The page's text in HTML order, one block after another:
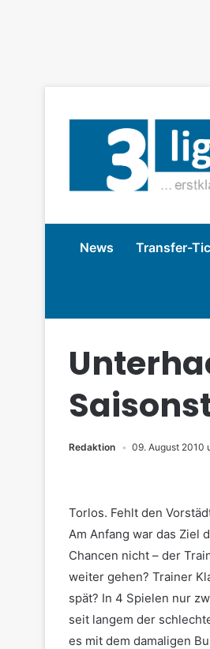
News Transfer-
Redaktion 09. August 2010
Torlos. Fehlt den
Am Anfang war das Ziel
Chancen nicht – der
weiter gehen? Trainer
spät? In 4 Spielen nur
seit langem der
es mit dem damaligen